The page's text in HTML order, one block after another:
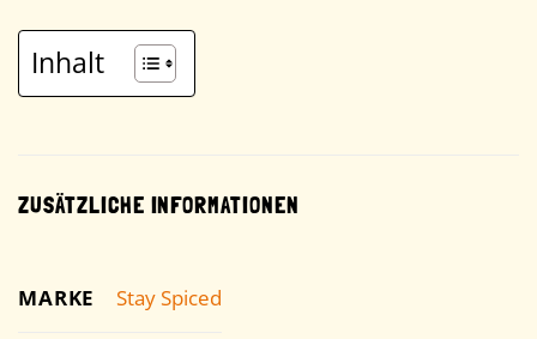
Inhalt
ZUSÄTZLICHE INFORMATIONEN
MARKE Stay Spiced